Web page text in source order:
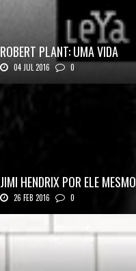
ROBERT PLANT: UMA VIDA
04 JUL 2016 0
JIMI HENDRIX POR ELE MESMO
26 FEB 2016 0